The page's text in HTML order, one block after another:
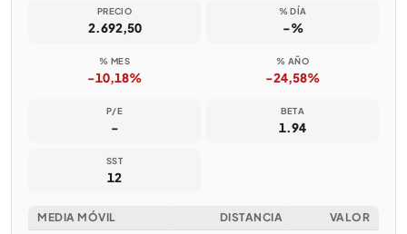
PRECIO
2.692,50
% DÍA
-%
% MES
-10,18%
% AÑO
-24,58%
P/E
-
BETA
1.94
SST
12
MEDIA MÓVIL DISTANCIA
VALOR